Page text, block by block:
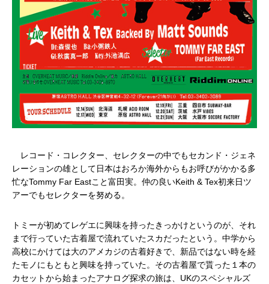
レコード・コレクター、セレクターの中でもセカンド・ジェネ
レーションの雄として日本はおろか海外からもお呼びがかかる多
忙なTommy Far Eastこと富田実。仲の良いKeith & Tex初来日ツ
アーでもセレクターを努める。
トミーが初めてレゲエに興味を持ったきっかけというのが、それ
まで行っていた古着屋で流れていたスカだったという。中学から
高校にかけては大のアメカジの古着好きで、新品ではない時を経
たモノにもともと興味を持っていた。その古着屋で貰った１本の
カセットから始まったアナログ探求の旅は、UKのスペシャルズ